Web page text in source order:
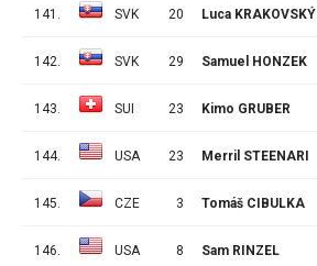
141. SVK 20 Luca KRAKOVSKÝ
142. SVK 29 Samuel HONZEK
143. SUI 23 Kimo GRUBER
144. USA 23 Merril STEENARI
145. CZE 3 Tomáš CIBULKA
146. USA 8 Sam RINZEL